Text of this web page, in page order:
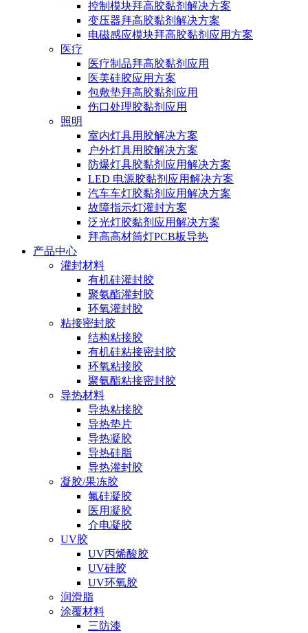
控制模块拜高胶黏剂解决方案
变压器拜高胶黏剂解决方案
电磁感应模块拜高胶黏剂应用方案
医疗
医疗制品拜高胶黏剂应用
医美硅胶应用方案
包敷垫拜高胶黏剂应用
伤口处理胶黏剂应用
照明
室内灯具用胶解决方案
户外灯具用胶解决方案
防爆灯具胶黏剂应用解决方案
LED 电源胶黏剂应用解决方案
汽车车灯胶黏剂应用解决方案
故障指示灯灌封方案
泛光灯胶黏剂应用解决方案
拜高高材筒灯PCB板导热
产品中心
灌封材料
有机硅灌封胶
聚氨酯灌封胶
环氧灌封胶
粘接密封胶
结构粘接胶
有机硅粘接密封胶
环氧粘接胶
聚氨酯粘接密封胶
导热材料
导热粘接胶
导热垫片
导热凝胶
导热硅脂
导热灌封胶
凝胶/果冻胶
氟硅凝胶
医用凝胶
介电凝胶
UV胶
UV丙烯酸胶
UV硅胶
UV环氧胶
润滑脂
涂覆材料
三防漆